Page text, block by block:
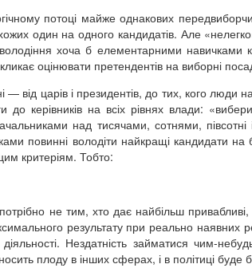
потоці майже однакових
схожих один на одного кандидатів. Але
хоча б елементарними
оцінювати претендентів на виборні
— від царів і президентів, до тих, кого люди
до керівників на всіх рівнях влади:
над тисячами, сотнями,
повинні володіти найкращі кандидати
критеріям. Тобто:
не тим, хто дає найбільш
результату при реально наявних
діяльності. Нездатність займатися
плоду в інших сферах, і в політиці буде